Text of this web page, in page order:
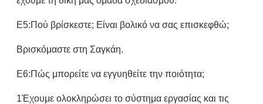
Ε5:Πού βρίσκεστε; Είναι βολικό να σας επισκεφθώ;
Βρισκόμαστε στη Σαγκάη.
Ε6:Πώς μπορείτε να εγγυηθείτε την ποιότητα;
1Έχουμε ολοκληρώσει το σύστημα εργασίας και τις